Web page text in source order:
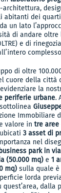
abitanti dei
un lato
di andare
e di
di oltre
cuore della città
evidenziare la
periferie urbane.
Immobiliare
valore in tre aree
3 asset di
nel
park in
(50.000 mq) e 1
mq) sulla quale
lorda
quest’area, dalla